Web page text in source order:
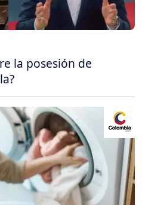
la posesión de